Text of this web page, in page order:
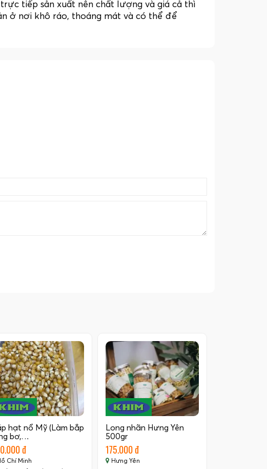
tiếp sản xuất nên chất lượng và giá cả thì
ở nơi khô ráo, thoáng mát và có thể để
hạt nổ Mỹ (Làm bắp
bơ,…
đ
Chí Minh
Long nhãn Hưng Yên
500gr
175.000 đ
Hưng Yên